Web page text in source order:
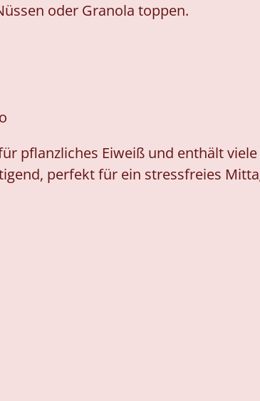
oder Granola toppen.
pflanzliches Eiweiß und enthält
perfekt für ein stressfreies